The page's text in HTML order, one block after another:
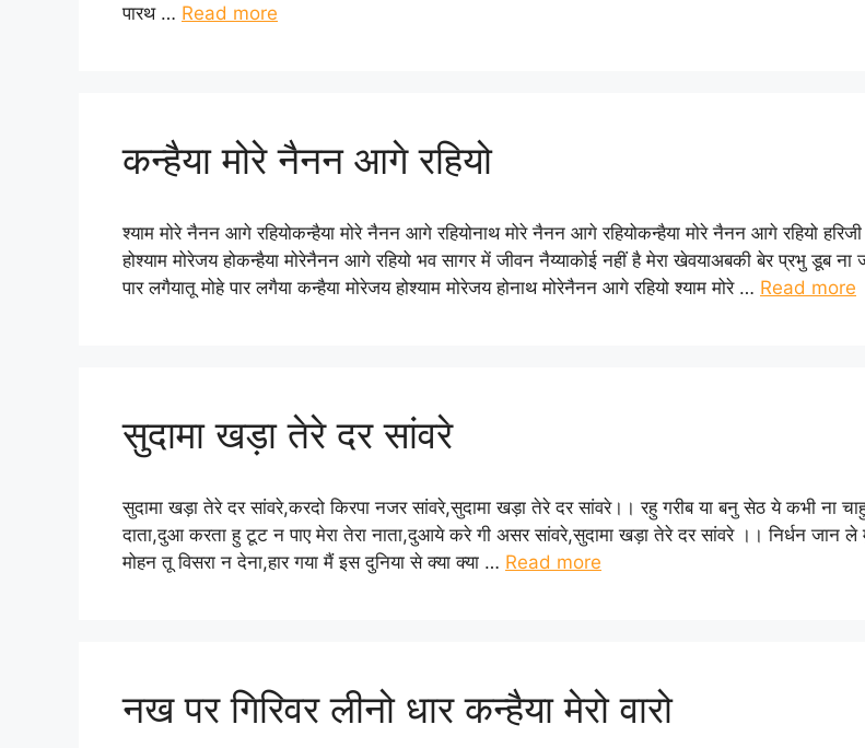
पारथ … Read more
कन्हैया मोरे नैनन आगे रहियो
श्याम मोरे नैनन आगे रहियोकन्हैया मोरे नैनन आगे रहियोनाथ मोरे नैनन आगे रहियोकन्हैया मोरे नैनन आगे रहियो
होश्याम मोरेजय होकन्हैया मोरेनैनन आगे रहियो भव सागर में जीवन नैय्याकोई नहीं है मेरा खेवयाअबकी बेर प्रभु डूब ना
पार लगैयातू मोहे पार लगैया कन्हैया मोरेजय होश्याम मोरेजय होनाथ मोरेनैनन आगे रहियो श्याम मोरे … Read more
सुदामा खड़ा तेरे दर सांवरे
सुदामा खड़ा तेरे दर सांवरे,करदो किरपा नजर सांवरे,सुदामा खड़ा तेरे दर सांवरे।। रहु गरीब या बनु सेठ ये कभी ना
दाता,दुआ करता हु टूट न पाए मेरा तेरा नाता,दुआये करे गी असर सांवरे,सुदामा खड़ा तेरे दर सांवरे ।। निर्धन जान
मोहन तू विसरा न देना,हार गया मैं इस दुनिया से क्या क्या … Read more
नख पर गिरिवर लीनो धार कन्हैया मेरो वारो